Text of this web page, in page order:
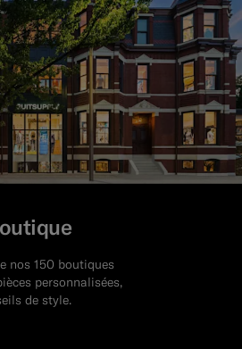
nos 150 boutiques
personnalisées,
de style.